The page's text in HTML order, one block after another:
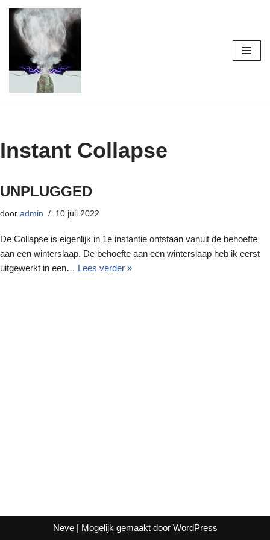
Ga
naar
inhoud
Instant Collapse
UNPLUGGED
door admin 10 juli 2022
De Collapse is eigenlijk in 1e instantie ontstaan vanuit de behoefte
aan een winterslaap. De behoefte aan een winterslaap heb ik eerst
uitgewerkt in een… Lees verder »
Neve| Mogelijk gemaakt door WordPress